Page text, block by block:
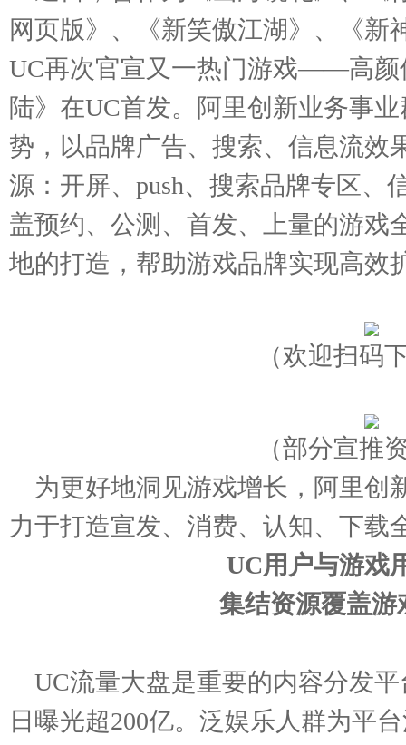
网页版》、《新笑傲江湖》、《新
UC再次官宣又一热门游戏——高颜
陆》在UC首发。阿里创新业务事
势，以品牌广告、搜索、信息流效
源：开屏、push、搜索品牌专区、
盖预约、公测、首发、上量的游戏
地的打造，帮助游戏品牌实现高效
（欢迎扫码
（部分宣推
为更好地洞见游戏增长，阿里创
力于打造宣发、消费、认知、下载
UC用户与游戏
集结资源覆盖游
UC流量大盘是重要的内容分发
日曝光超200亿。泛娱乐人群为平